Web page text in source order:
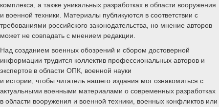
комплекса, а также уникальных разработках в области вооружения
и военной техники. Материалы публикуются в соответствии с
требованиями российского законодательства, но мнение авторов
может не совпадать с мнением редакции.
Над созданием военных обозрений и сбором достоверной
информации трудится коллектив профессиональных авторов и
экспертов в области ОПК, военной науки
и истории, чтобы читатель нашего издания мог ознакомиться с
актуальными военными материалами о современных разработках
в области вооружения и военной техники, военных конфликтов или